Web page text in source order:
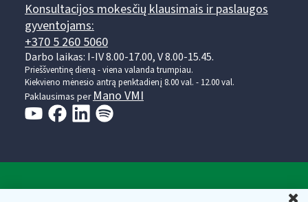
Konsultacijos mokesčių klausimais ir paslaugos
gyventojams:
+370 5 260 5060
Darbo laikas: I-IV 8.00-17.00, V 8.00-15.45.
Prieššventinę dieną - viena valanda trumpiau.
Kiekvieno mėnesio antrą penktadienį 8.00 val. - 12.00 val.
Paklausimas perMano VMI
Valstybinė mokesčių inspekcija prie Lietuvos